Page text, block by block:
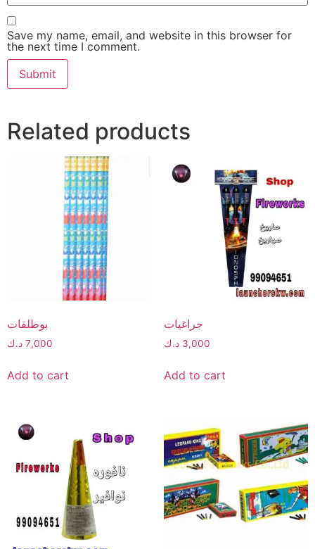
Save my name, email, and website in this browser for
the next time I comment.
Related products
بوطلقات
7,000 د.ك
Add to cart
جراغيات
3,000 د.ك
Add to cart